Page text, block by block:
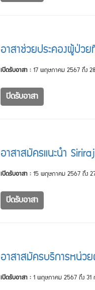
อาสาช่วยประคองผู้ป่ว
เปิดรับอาสา :17 พฤษภาคม 2567 ถึง
ปิดรับอาสา
อาสาสมัครแนะนำ
เปิดรับอาสา :15 พฤษภาคม 2567 ถึง
ปิดรับอาสา
อาสาสมัครบริการหน่
เปิดรับอาสา :1 พฤษภาคม 2567 ถึง